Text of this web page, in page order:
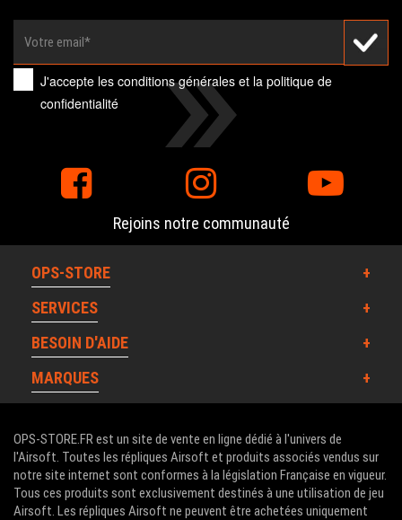
J'accepte lesconditions générales et lapolitique de
confidentialité
Rejoins notre communauté
OPS-STORE
SERVICES
BESOIN D'AIDE
MARQUES
OPS-STORE.FR est un site de vente en ligne dédié à l'univers de
l'Airsoft. Toutes les répliques Airsoft et produits associés vendus sur
notre site internet sont conformes à la législation Française en vigueur.
Tous ces produits sont exclusivement destinés à une utilisation de jeu
Airsoft. Les répliques Airsoft ne peuvent être achetées uniquement